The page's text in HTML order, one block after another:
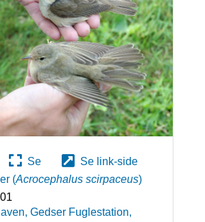
Se
Se link-side
(Acrocephalus scirpaceus)
Gedser Fuglestation,